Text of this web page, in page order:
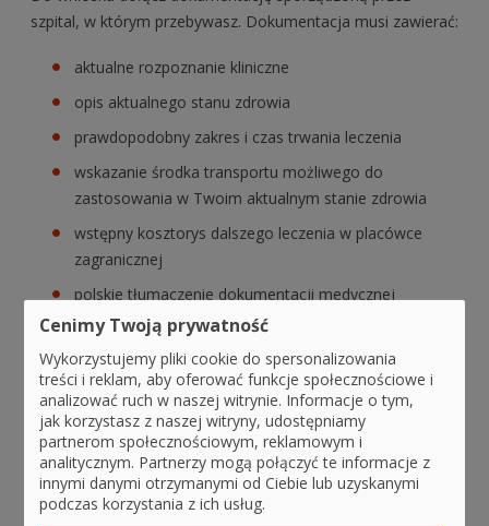
szpital, w którym przebywasz. Dokumentacja musi zawierać:
aktualne rozpoznanie kliniczne
opis aktualnego stanu zdrowia
prawdopodobny zakres i czas trwania leczenia
wskazanie środka transportu możliwego do
zastosowania w Twoim aktualnym stanie zdrowia
wstępny kosztorys dalszego leczenia w placówce
zagranicznej
polskie tłumaczenie dokumentacji medycznej
sporządzonej w języku obcym (tłumaczem nie musi
4. Złóż wniosek wraz z załącznikami
Wniosek wraz z załącznikami złóż do Twojego oddziału
NFZ. Możesz go wysłać pocztą lub w formie dokumentu
elektronicznego, opatrzonego kwalifikowanym podpisem
elektronicznym, podpisem osobistym albo podpisem
Cenimy Twoją prywatność
Wykorzystujemy pliki cookie do spersonalizowania
treści i reklam, aby oferować funkcje społecznościowe i
analizować ruch w naszej witrynie. Informacje o tym,
jak korzystasz z naszej witryny, udostępniamy
partnerom społecznościowym, reklamowym i
analitycznym. Partnerzy mogą połączyć te informacje z
innymi danymi otrzymanymi od Ciebie lub uzyskanymi
podczas korzystania z ich usług.